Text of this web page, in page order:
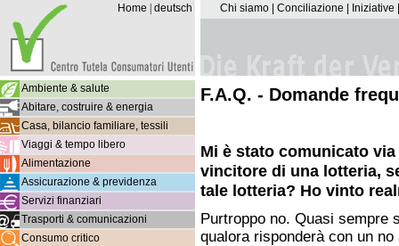
Home deutsch
Ambiente & salute
Abitare, costruire & energia
Casa, bilancio familiare, tessili
Viaggi & tempo libero
Alimentazione
Assicurazione & previdenza
Servizi finanziari
Trasporti & comunicazioni
Consumo critico
Chi siamo |Conciliazione Iniziative
F.A.Q. - Domande
Mi è stato comunicato
vincitore di una lotteria,
tale lotteria? Ho vinto
Purtroppo no. Quasi sempre
qualora risponderà con un